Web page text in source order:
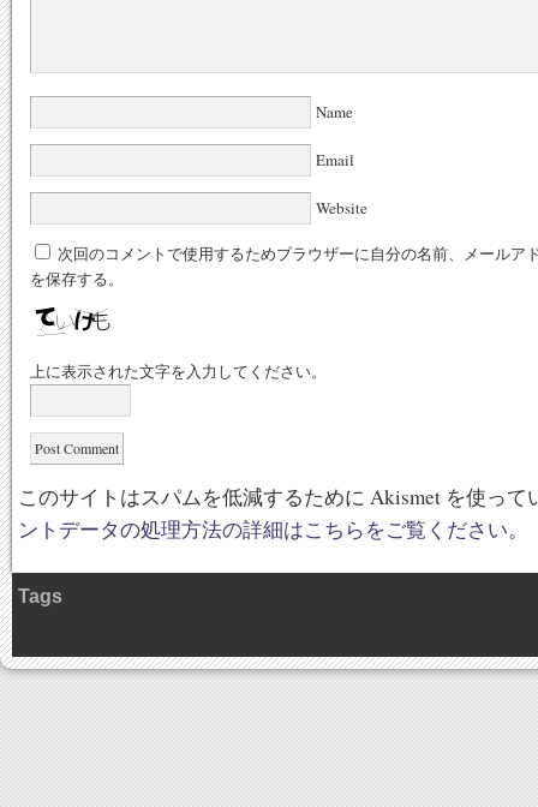
Name
Email
Website
次回のコメントで使用するためブラウザーに自分の名前、メールア
を保存する。
上に表示された文字を入力してください。
このサイトはスパムを低減するために Akismet を使って
ントデータの処理方法の詳細はこちらをご覧ください。
Tags